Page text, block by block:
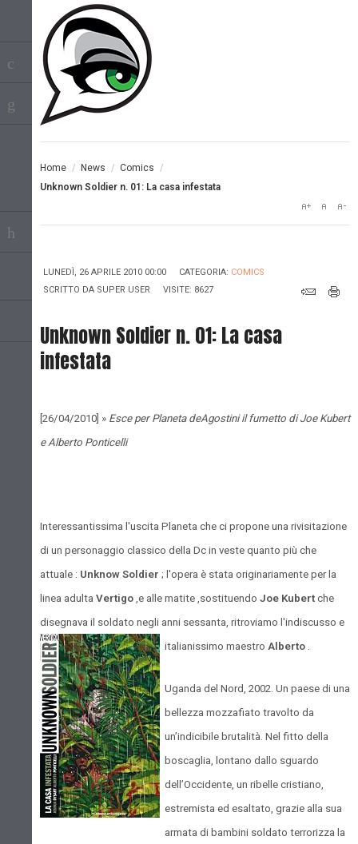
Home / News / Comics /
Unknown Soldier n. 01: La casa infestata
LUNEDÌ, 26 APRILE 2010 00:00 CATEGORIA: COMICS
SCRITTO DA SUPER USER VISITE: 8627
Unknown Soldier n. 01: La casa
infestata
[26/04/2010] » Esce per Planeta deAgostini il fumetto di Joe Kubert
e Alberto Ponticelli
Interessantissima l'uscita Planeta che ci propone una rivisitazione
di un personaggio classico della Dc in veste quanto più che
attuale : Unknow Soldier ; l'opera è stata originariamente per la
linea adulta Vertigo ,e alle matite ,sostituendo Joe Kubert che
disegnava il soldato negli anni sessanta, ritroviamo l'indiscusso e
italianissimo maestro Alberto .
Uganda del Nord, 2002. Un paese di una
bellezza mozzafiato travolto da
un’indicibile brutalità. Nel fitto della
boscaglia, lontano dallo sguardo
dell’Occidente, un ribelle cristiano,
estremista ed esaltato, grazie alla sua
armata di bambini soldato terrorizza la